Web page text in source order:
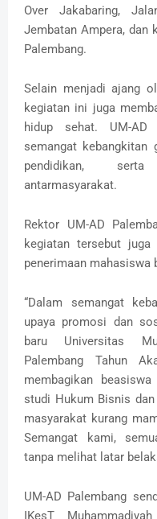
Over Jakabaring,
Jembatan Ampera, dan
Palembang.
Selain menjadi ajang
kegiatan ini juga
hidup sehat. UM-AD
semangat kebangkitan
pendidikan,
antarmasyarakat.
Rektor UM-AD
kegiatan tersebut
penerimaan mahasiswa
“Dalam semangat
upaya promosi dan
baru Universitas
Palembang Tahun
membagikan
studi Hukum Bisnis dan
masyarakat kurang
Semangat kami,
tanpa melihat latar
UM-AD Palembang
IKesT